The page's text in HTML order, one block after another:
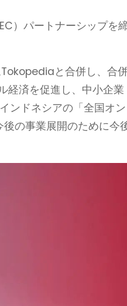
）パートナーシップを
と合併し、合
経済を促進し、中小企業
ンドネシアの「全国オン
後の事業展開のために今